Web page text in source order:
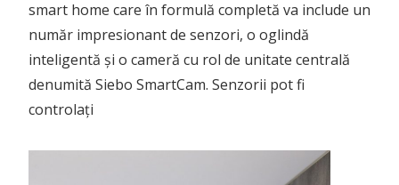
smart home care în formulă completă va include un
număr impresionant de senzori, o oglindă
inteligentă și o cameră cu rol de unitate centrală
denumită Siebo SmartCam. Senzorii pot fi
controlați